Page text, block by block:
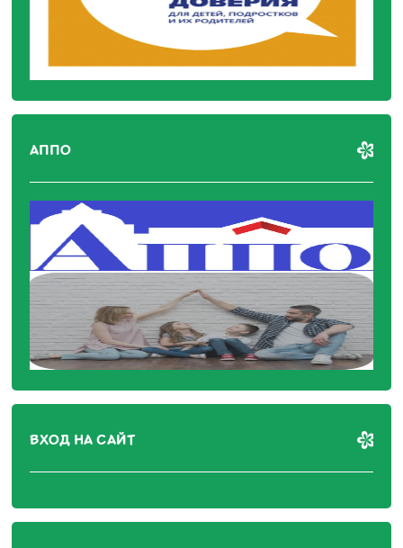
АППО
ВХОД НА САЙТ